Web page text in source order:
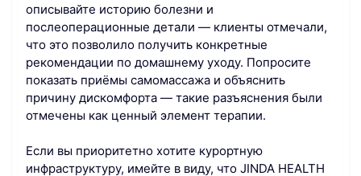
описывайте историю болезни и
послеоперационные детали — клиенты отмечали,
что это позволило получить конкретные
рекомендации по домашнему уходу. Попросите
показать приёмы самомассажа и объяснить
причину дискомфорта — такие разъяснения были
отмечены как ценный элемент терапии.
Если вы приоритетно хотите курортную
инфраструктуру, имейте в виду, что JINDA HEALTH